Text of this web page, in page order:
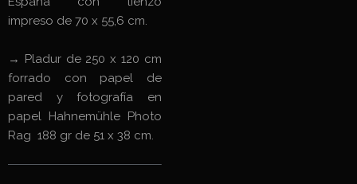
impreso de 70 x 55,6 cm.
→ Pladur de 250 x 120 cm
forrado con papel de
pared y fotografía en
papel Hahnemühle Photo
Rag 188 gr de 51 x 38 cm.